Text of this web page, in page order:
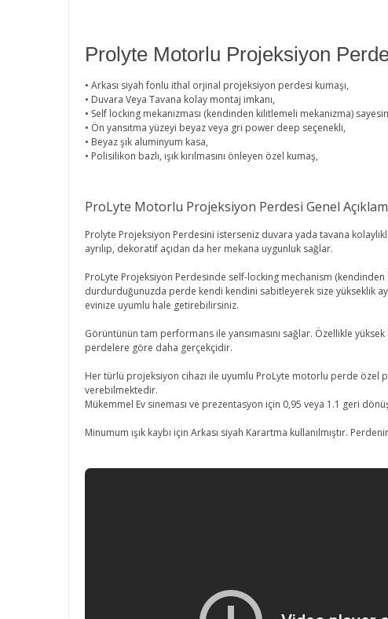
Prolyte Motorlu Projeksiyon
• Arkası siyah fonlu ithal orjinal projeksiyon perdesi kumaşı,
• Duvara Veya Tavana kolay montaj imkanı,
• Self locking mekanizması (kendinden kilitlemeli mekanizma)
• Ön yansıtma yüzeyi beyaz veya gri power deep seçenekli,
• Beyaz şık aluminyum kasa,
• Polisilikon bazlı, ışık kırılmasını önleyen özel kumaş,
ProLyte Motorlu Projeksiyon Perdesi Genel
Prolyte Projeksiyon Perdesini isterseniz duvara yada tavana
ayrılıp, dekoratif açıdan da her mekana uygunluk sağlar.
ProLyte Projeksiyon Perdesinde self-locking mechanism
durdurduğunuzda perde kendi kendini sabitleyerek size yükseklik
evinize uyumlu hale getirebilirsiniz.
Görüntünün tam performans ile yansımasını sağlar. Özellikle
perdelere göre daha gerçekçidir.
Her türlü projeksiyon cihazı ile uyumlu ProLyte motorlu perde özel
verebilmektedir.
Mükemmel Ev sineması ve prezentasyon için 0,95 veya 1.1 geri
Minumum ışık kaybı için Arkası siyah Karartma kullanılmıştır.